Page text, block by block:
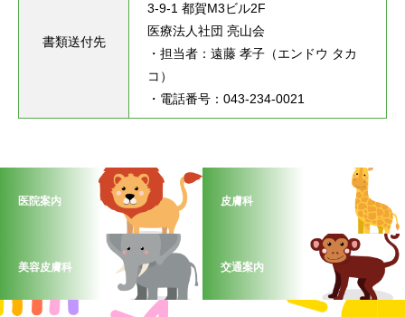
書類送付先
3-9-1 都賀M3ビル2F
医療法人社団 亮山会
・担当者：遠藤 孝子（エンドウ タカ
コ）
・電話番号：043-234-0021
医院案内 皮膚科
美容皮膚科 交通案内